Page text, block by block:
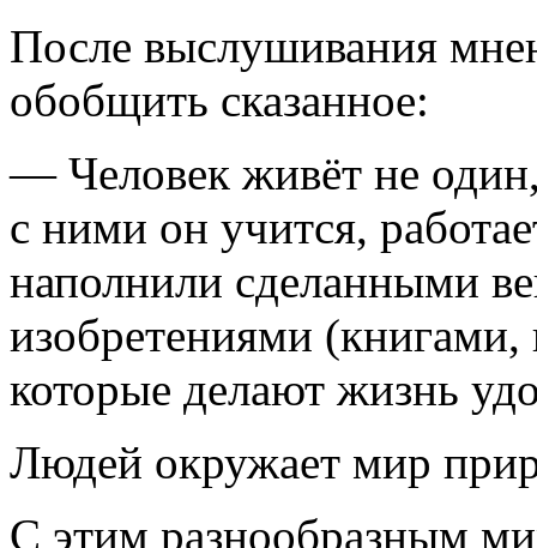
После выслушивания
обобщить сказанное:
— Человек живёт не
с ними он учится,
наполнили сделанными
изобретениями
которые делают жизнь
Людей окружает мир
С этим разнообразным